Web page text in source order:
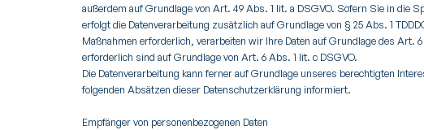
außerdem auf Grundlage von Art. 49 Abs. 1 lit. a DSGVO. Sofern Sie in die
erfolgt die Datenverarbeitung zusätzlich auf Grundlage von § 25 Abs. 1
Maßnahmen erforderlich, verarbeiten wir Ihre Daten auf Grundlage des Art.
erforderlich sind auf Grundlage von Art. 6 Abs. 1 lit. c DSGVO.
Die Datenverarbeitung kann ferner auf Grundlage unseres berechtigten
folgenden Absätzen dieser Datenschutzerklärung informiert.
Empfänger von personenbezogenen Daten